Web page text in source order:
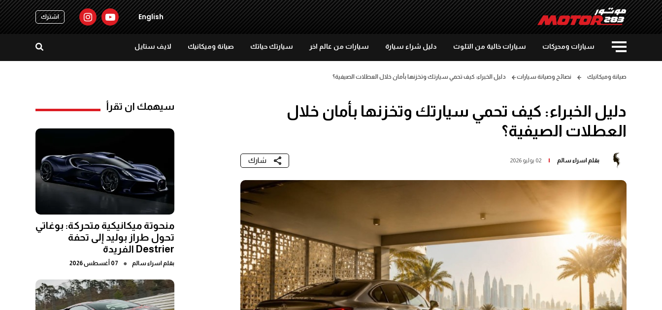
English اشترك
سيارات ومحركات سيارات خالية من التلوث دليل شراء سيارة سيارات من عالم اخر سيارتك حياتك صيانة وميكانيك لايف ستايل
صيانة وميكانيك نصائح وصيانة سيارات دليل الخبراء: كيف تحمي سيارتك وتخزنها بأمان خلال العطلات الصيفية؟
دليل الخبراء: كيف تحمي سيارتك وتخزنها بأمان خلال
العطلات الصيفية؟
بقلم اسراء سالم 02 يوليو 2026 شارك
سيهمك ان تقرأ
منحوتة ميكانيكية متحركة: بوغاتي
تحول طراز بوليد إلى تحفة
Destrier الفريدة
بقلم اسراء سالم ● 07 أغسطس 2026